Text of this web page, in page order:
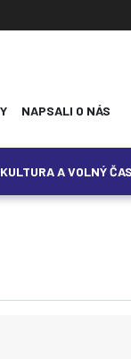
NAPSALI O NÁS
KULTURA A VOLNÝ ČAS